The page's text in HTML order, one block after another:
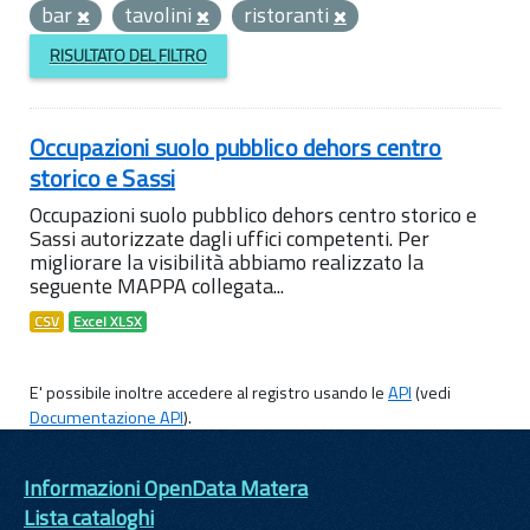
bar
tavolini ristoranti
RISULTATO DEL FILTRO
Occupazioni suolo pubblico dehors centro
storico e Sassi
Occupazioni suolo pubblico dehors centro storico e
Sassi autorizzate dagli uffici competenti. Per
migliorare la visibilità abbiamo realizzato la
seguente MAPPA collegata...
CSV Excel XLSX
E' possibile inoltre accedere al registro usando leAPI(vedi
Documentazione API).
Informazioni OpenData Matera
Lista cataloghi